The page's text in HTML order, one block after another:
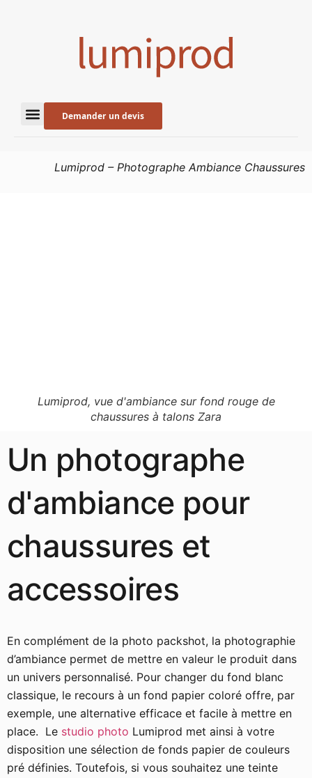
Demander un devis
Lumiprod – Photographe Ambiance Chaussures
Lumiprod, vue d'ambiance sur fond rouge de
chaussures à talons Zara
Un photographe
d'ambiance pour
chaussures et
accessoires
En complément de la photo packshot, la photographie
d’ambiance permet de mettre en valeur le produit dans
un univers personnalisé. Pour changer du fond blanc
classique, le recours à un fond papier coloré offre, par
exemple, une alternative efficace et facile à mettre en
place. Le studio photo Lumiprod met ainsi à votre
disposition une sélection de fonds papier de couleurs
pré définies. Toutefois, si vous souhaitez une teinte